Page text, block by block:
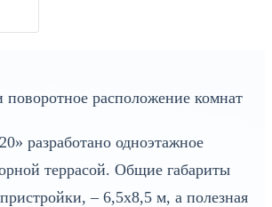
поворотное расположение комнат
разработано одноэтажное
террасой. Общие габариты
– 6,5х8,5 м, а полезная